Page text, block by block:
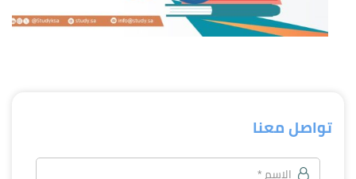
تواصل معنا